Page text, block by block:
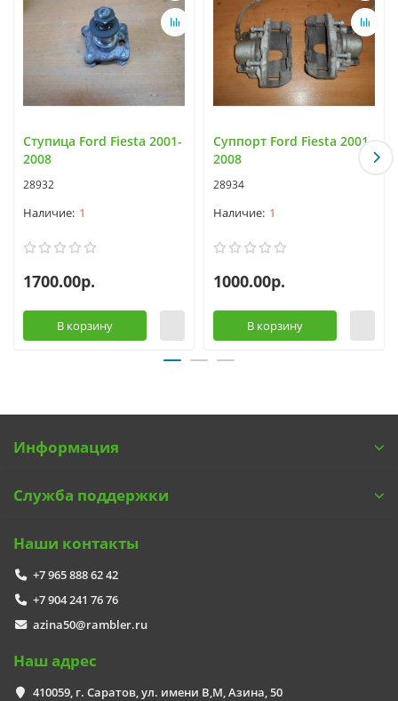
Ступица Ford Fiesta 2001-
2008
28932
1
1700.00р.
В корзину
Суппорт Ford Fiesta 2001-
2008
28934
1
1000.00р.
В корзину
Информация
Служба поддержки
Наши контакты
+7 965 888 62 42
+7 904 241 76 76
azina50@rambler.ru
Наш адрес
410059, г. Саратов, ул. имени В,М, Азина, 50